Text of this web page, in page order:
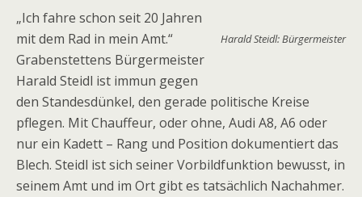
Harald Steidl: Bürgermeister
„Ich fahre schon seit 20 Jahren
mit dem Rad in mein Amt.“
Grabenstettens Bürgermeister
Harald Steidl ist immun gegen
den Standesdünkel, den gerade politische Kreise
pflegen. Mit Chauffeur, oder ohne, Audi A8, A6 oder
nur ein Kadett – Rang und Position dokumentiert das
Blech. Steidl ist sich seiner Vorbildfunktion bewusst, in
seinem Amt und im Ort gibt es tatsächlich Nachahmer.